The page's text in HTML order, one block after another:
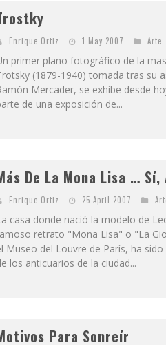
Enrique Ortiz 1 May 2007 Arte
primer plano fotográfico de la
(1879-1940) tomada tras su
Mercader, se exhibe desde
de una exposición de...
De La Mona Lisa … Sí,
Enrique Ortiz 25 April 2007
casa donde nació la modelo de
retrato "Mona Lisa" o "La
Museo del Louvre de París, ha
los anticuarios de la ciudad...
Para Sonreír